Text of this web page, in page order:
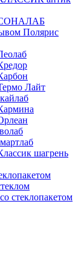
СОНАЛАБ
Полярис
Лайт
шагрень
стеклопакетом